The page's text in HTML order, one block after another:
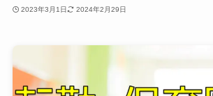
2023年3月1日 2024年2月29日